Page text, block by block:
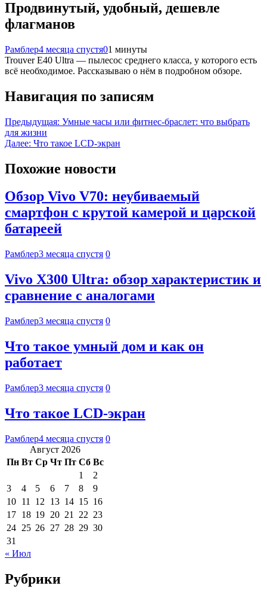
Продвинутый, удобный, дешевле
флагманов
Рамблер4 месяца спустя01 минуты
Trouver E40 Ultra — пылесос среднего класса, у которого есть
всё необходимое. Рассказываю о нём в подробном обзоре.
Навигация по записям
Предыдущая: Умные часы или фитнес-браслет: что выбрать
для жизни
Далее: Что такое LCD-экран
Похожие новости
Обзор Vivo V70: неубиваемый
смартфон с крутой камерой и царской
батареей
Рамблер3 месяца спустя 0
Vivo X300 Ultra: обзор характеристик и
сравнение с аналогами
Рамблер3 месяца спустя 0
Что такое умный дом и как он
работает
Рамблер3 месяца спустя 0
Что такое LCD-экран
Рамблер4 месяца спустя 0
Август 2026
Пн Вт Ср Чт Пт Сб Вс
1
2
3
4 5 6 7 8
9
10 11 12 13 14 15 16
17 18 19 20 21 22 23
24 25 26 27 28 29 30
31
« Июл
Рубрики